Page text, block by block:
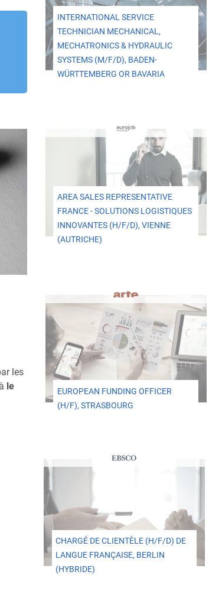
les
le
INTERNATIONAL SERVICE
TECHNICIAN MECHANICAL,
MECHATRONICS & HYDRAULIC
SYSTEMS (M/F/D), BADEN-
WÜRTTEMBERG OR BAVARIA
AREA SALES REPRESENTATIVE
FRANCE - SOLUTIONS LOGISTIQUES
INNOVANTES (H/F/D), VIENNE
(AUTRICHE)
EUROPEAN FUNDING OFFICER
(H/F), STRASBOURG
CHARGÉ DE CLIENTÈLE (H/F/D) DE
LANGUE FRANÇAISE, BERLIN
(HYBRIDE)